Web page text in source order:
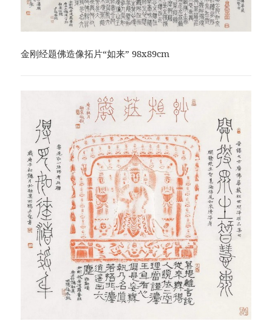
金刚经题佛造像拓片“如来” 98x89cm